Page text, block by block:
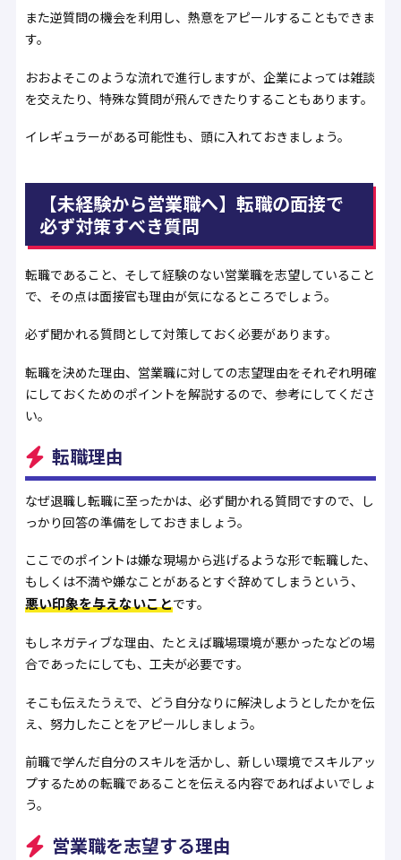
また逆質問の機会を利用し、熱意をアピールすることもできま
す。
おおよそこのような流れで進行しますが、企業によっては雑談
を交えたり、特殊な質問が飛んできたりすることもあります。
イレギュラーがある可能性も、頭に入れておきましょう。
【未経験から営業職へ】転職の面接で
必ず対策すべき質問
転職であること、そして経験のない営業職を志望していること
で、その点は面接官も理由が気になるところでしょう。
必ず聞かれる質問として対策しておく必要があります。
転職を決めた理由、営業職に対しての志望理由をそれぞれ明確
にしておくためのポイントを解説するので、参考にしてくださ
い。
転職理由
なぜ退職し転職に至ったかは、必ず聞かれる質問ですので、し
っかり回答の準備をしておきましょう。
ここでのポイントは嫌な現場から逃げるような形で転職した、
もしくは不満や嫌なことがあるとすぐ辞めてしまうという、
悪い印象を与えないことです。
もしネガティブな理由、たとえば職場環境が悪かったなどの場
合であったにしても、工夫が必要です。
そこも伝えたうえで、どう自分なりに解決しようとしたかを伝
え、努力したことをアピールしましょう。
前職で学んだ自分のスキルを活かし、新しい環境でスキルアッ
プするための転職であることを伝える内容であればよいでしょ
う。
営業職を志望する理由